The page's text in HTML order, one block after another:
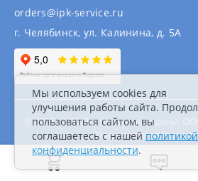
orders@ipk-service.ru
г. Челябинск, ул. Калинина, д. 5А
© 2007 - 2026 Все права защищены.
Подшипниковая
Информация на сайте не
Политика
Мы используем cookies для
улучшения работы сайта.
пользоваться сайтом, вы
соглашаетесь с нашей политикой
конфиденциальности.